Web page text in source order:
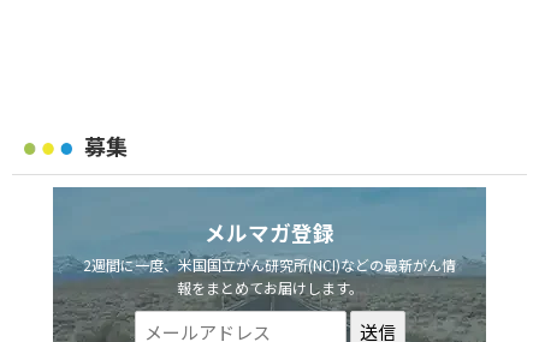
募集
メルマガ登録
2週間に一度、米国国立がん研究所(NCI)などの最新がん情
報をまとめてお届けします。